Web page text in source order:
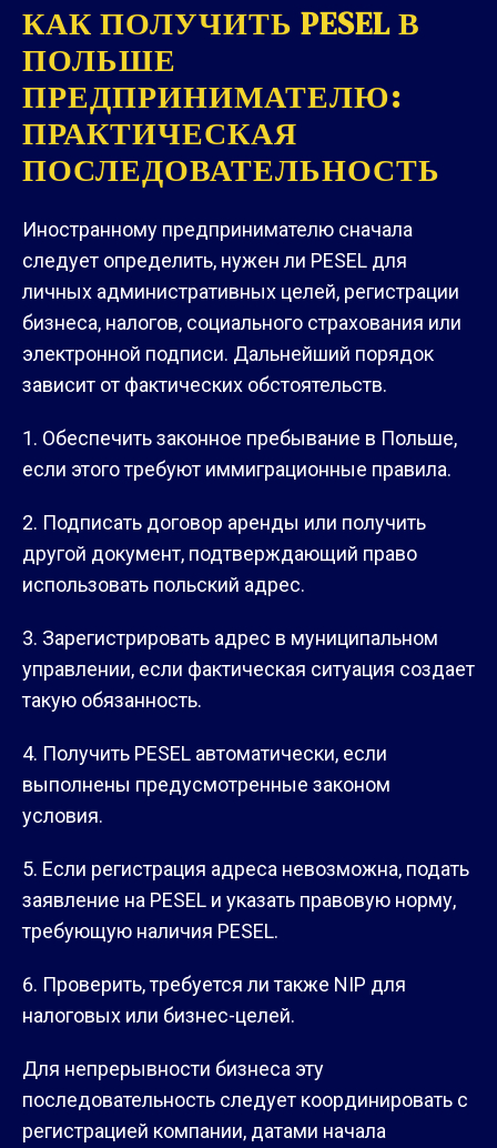
КАК ПОЛУЧИТЬ PESEL В
ПОЛЬШЕ
ПРЕДПРИНИМАТЕЛЮ:
ПРАКТИЧЕСКАЯ
ПОСЛЕДОВАТЕЛЬНОСТЬ
Иностранному предпринимателю сначала
следует определить, нужен ли PESEL для
личных административных целей, регистрации
бизнеса, налогов, социального страхования или
электронной подписи. Дальнейший порядок
зависит от фактических обстоятельств.
Обеспечить законное пребывание в Польше,
если этого требуют иммиграционные правила.
Подписать договор аренды или получить
другой документ, подтверждающий право
использовать польский адрес.
Зарегистрировать адрес в муниципальном
управлении, если фактическая ситуация создает
такую обязанность.
Получить PESEL автоматически, если
выполнены предусмотренные законом
условия.
Если регистрация адреса невозможна, подать
заявление на PESEL и указать правовую норму,
требующую наличия PESEL.
Проверить, требуется ли также NIP для
налоговых или бизнес-целей.
Для непрерывности бизнеса эту
последовательность следует координировать с
регистрацией компании, датами начала